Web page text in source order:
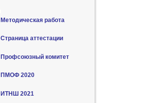
Методическая работа
Страница аттестации
Профсоюзный комитет
ПМОФ 2020
ИТНШ 2021